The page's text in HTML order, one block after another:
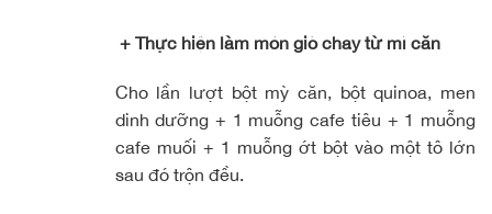
+ Thực hiện làm món giò chay từ mì căn
Cho lần lượt bột mỳ căn, bột quinoa, men
dinh dưỡng + 1 muỗng cafe tiêu + 1 muỗng
cafe muối + 1 muỗng ớt bột vào một tô lớn
sau đó trộn đều.